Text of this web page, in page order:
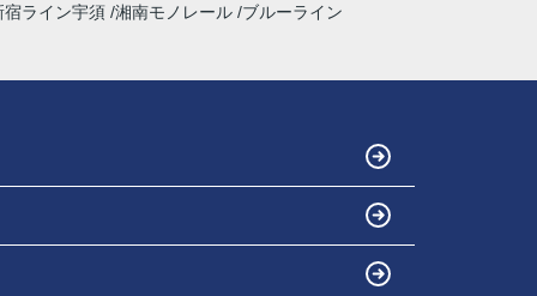
宿ライン宇須 湘南モノレール ブルーライン